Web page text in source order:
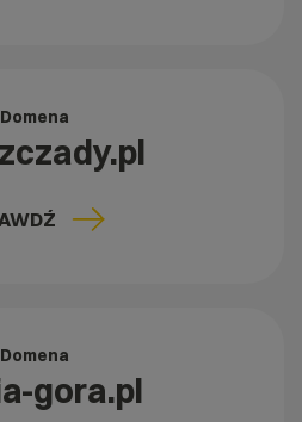
Domena
Domena
gora.pl